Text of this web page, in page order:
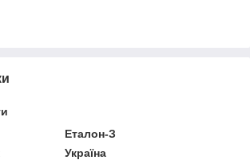
Еталон-З
Україна